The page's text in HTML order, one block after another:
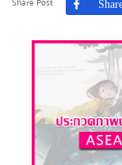
Share Post